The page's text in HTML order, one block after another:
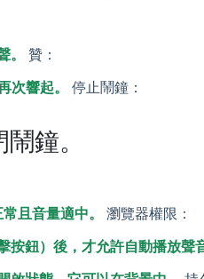
贊：
響起。
停止鬧鐘：
鐘。
且音量適中。
瀏覽器權限：
鈕）後，才允許自動播放聲